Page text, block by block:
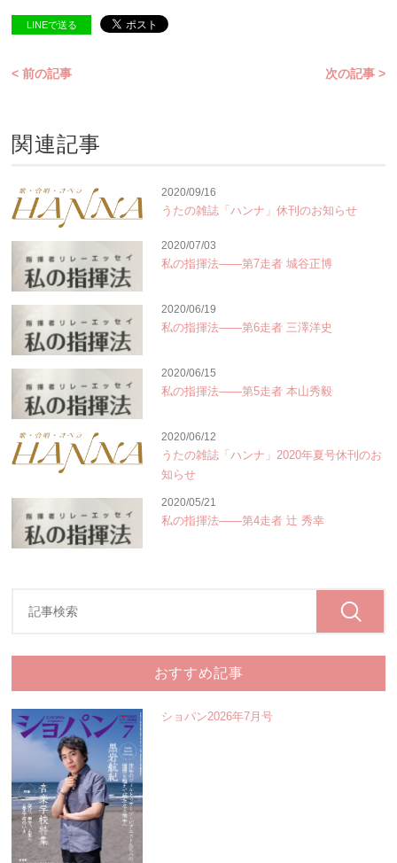
LINEで送る
< 前の記事 次の記事 >
関連記事
2020/09/16
うたの雑誌「ハンナ」休刊のお知らせ
2020/07/03
私の指揮法――第7走者 城谷正博
2020/06/19
私の指揮法――第6走者 三澤洋史
2020/06/15
私の指揮法――第5走者 本山秀毅
2020/06/12
うたの雑誌「ハンナ」2020年夏号休刊のお
知らせ
2020/05/21
私の指揮法――第4走者 辻 秀幸
おすすめ記事
ショパン2026年7月号